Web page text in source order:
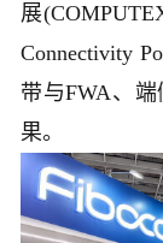
展
Connectivity
带与FWA、
果。